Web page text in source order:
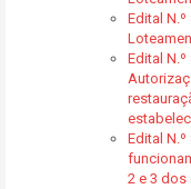
Edital
Edital N.º
Edital
2 e 3